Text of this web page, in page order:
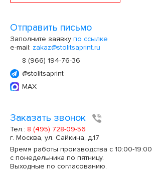
Отправить письмо
Заполните заявку по ссылке
e-mail: zakaz@stolitsaprint.ru
8 (966) 194-76-36
@stolitsaprint
MAX
Заказать звонок
Тел.: 8 (495) 728-09-56
г. Москва, ул. Сайкина, д.17
Время работы производства с 10:00-19:00
с понедельника по пятницу.
Выходные по согласованию.